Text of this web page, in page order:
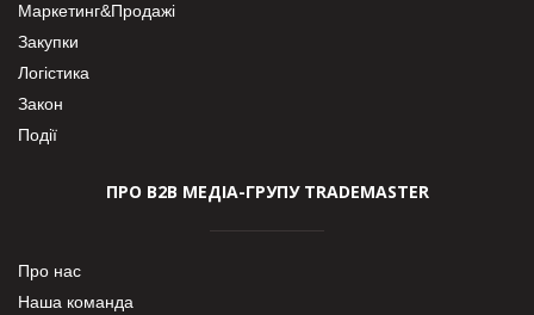
Маркетинг&Продажі
Закупки
Логістика
Закон
Події
ПРО В2В МЕДІА-ГРУПУ TRADEMASTER
Про нас
Наша команда